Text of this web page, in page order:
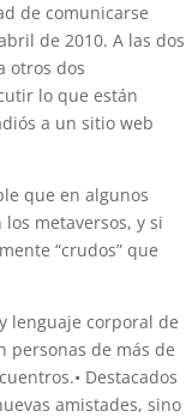
de comunicarse
de 2010. A las dos
otros dos
lo que están
a un sitio web
que en algunos
metaversos, y si
“crudos” que
lenguaje corporal de
personas de más de
Destacados
amistades, sino